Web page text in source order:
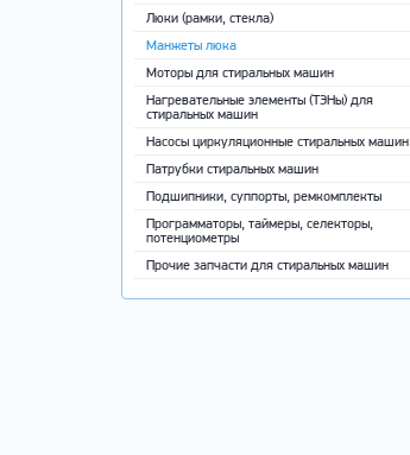
Люки (рамки, стекла)
Манжеты люка
Моторы для стиральных машин
Нагревательные элементы (ТЭНы) для
стиральных машин
Насосы циркуляционные стиральных машин
Патрубки стиральных машин
Подшипники, суппорты, ремкомплекты
Программаторы, таймеры, селекторы,
потенциометры
Прочие запчасти для стиральных машин